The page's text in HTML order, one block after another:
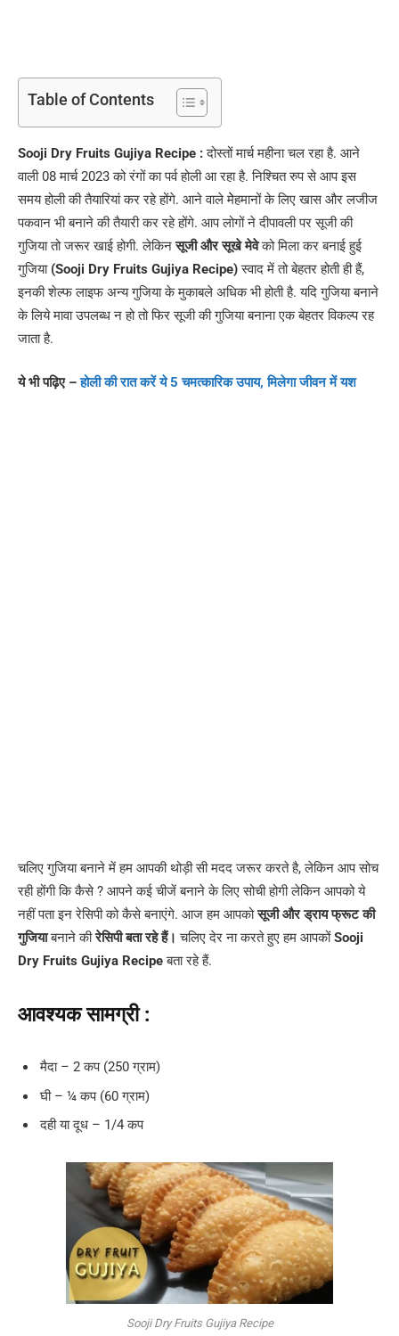
Table of Contents
Sooji Dry Fruits Gujiya Recipe :दोस्तों मार्च महीना चल रहा है. आने
वाली 08 मार्च 2023 को रंगों का पर्व होली आ रहा है. निश्चित रुप से आप इस
समय होली की तैयारियां कर रहे होंगे. आने वाले मेेहमानों के लिए खास और लजीज
पकवान भी बनाने की तैयारी कर रहे होंगे. आप लोगों ने दीपावली पर सूजी की
गुजिया तो जरूर खाई होगी. लेकिनसूजी और सूखे मेवेको मिला कर बनाई हुई
गुजिया (Sooji Dry Fruits Gujiya Recipe)स्वाद में तो बेहतर होती ही हैं,
इनकी शेल्फ लाइफ अन्य गुजिया के मुकाबले अधिक भी होती है. यदि गुजिया बनाने
के लिये मावा उपलब्ध न हो तो फिर सूजी की गुजिया बनाना एक बेहतर विकल्प रह
जाता है.
ये भी पढ़िए –होली की रात करें ये 5 चमत्कारिक उपाय, मिलेगा जीवन में यश
चलिए गुजिया बनाने में हम आपकी थोड़ी सी मदद जरूर करते है, लेकिन आप सोच
रही होंगी कि कैसे ? आपने कई चीजें बनाने के लिए सोची होगी लेकिन आपको ये
नहीं पता इन रेसिपी को कैसे बनाएंगे. आज हम आपकोसूजी और ड्राय फ्रूट की
गुजियाबनाने कीरेसिपी बता रहे हैं।चलिए देर ना करते हुए हम आपकोंSooji
Dry Fruits Gujiya Recipeबता रहे हैं.
आवश्यक सामग्री :
मैदा – 2 कप (250 ग्राम)
घी – ¼ कप (60 ग्राम)
दही या दूध – 1/4 कप
Sooji Dry Fruits Gujiya Recipe